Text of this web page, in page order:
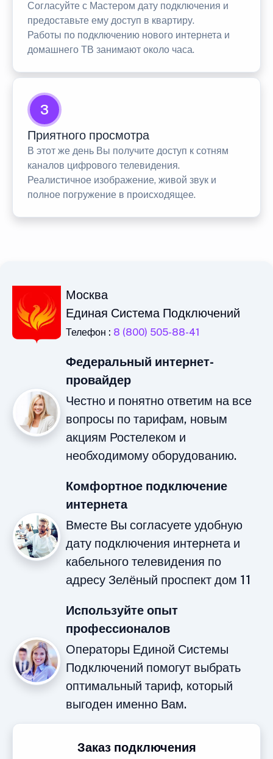
Согласуйте с Мастером дату подключения и
предоставьте ему доступ в квартиру.
Работы по подключению нового интернета и
домашнего ТВ занимают около часа.
3
Приятного просмотра
В этот же день Вы получите доступ к сотням
каналов цифрового телевидения.
Реалистичное изображение, живой звук и
полное погружение в происходящее.
Москва
Единая Система Подключений
Телефон : 8 (800) 505-88-41
Федеральный интернет-
провайдер
Честно и понятно ответим на все
вопросы по тарифам, новым
акциям Ростелеком и
необходимому оборудованию.
Комфортное подключение
интернета
Вместе Вы согласуете удобную
дату подключения интернета и
кабельного телевидения по
адресу Зелёный проспект дом 11
Используйте опыт
профессионалов
Операторы Единой Системы
Подключений помогут выбрать
оптимальный тариф, который
выгоден именно Вам.
Заказ подключения